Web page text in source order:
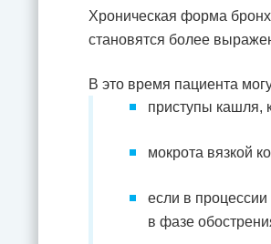
Хроническая форма
становятся более
В это время пациента
приступы кашля,
мокрота вязкой
если в
в фазе